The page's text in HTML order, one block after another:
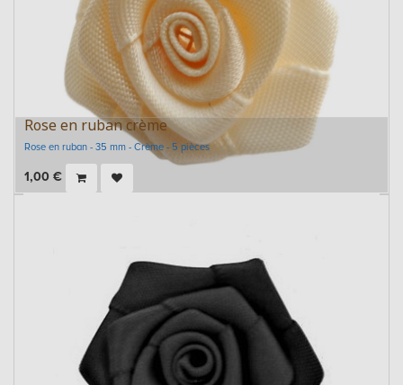
Rose en ruban crème
Rose en ruban - 35 mm - Crème - 5 pièces
1,00 €